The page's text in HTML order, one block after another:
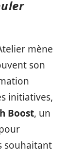
mène
son
initiatives,
Boost, un
souhaitant